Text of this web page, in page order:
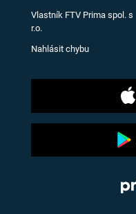
Vlastník FTV Prima spol. s
r.o.
Nahlásit chybu